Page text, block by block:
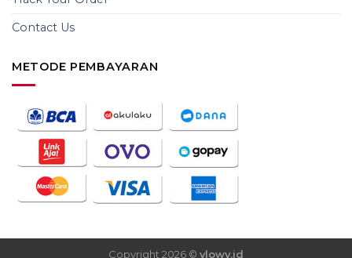
Contact Us
METODE PEMBAYARAN
Copyright 2026 © vlowy.id